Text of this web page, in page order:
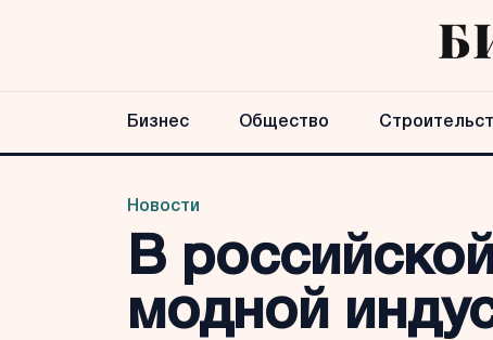
Бизнес Общество
Новости
В
модной